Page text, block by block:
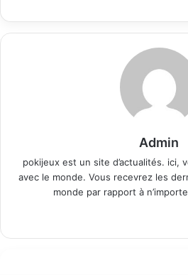
Admin
pokijeux est un site d’actualités. ici,
avec le monde. Vous recevrez les
monde par rapport à